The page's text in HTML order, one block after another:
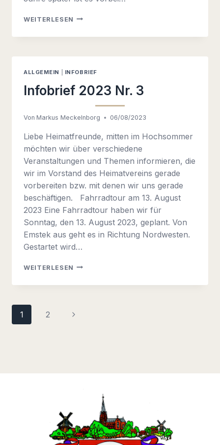
WEITERLESEN INFOBRIEF
01
ALLGEMEIN INFOBRIEF
Infobrief 2023 Nr. 3
Von Markus Meckelnborg 06/08/2023
Liebe Heimatfreunde, mitten im Hochsommer
möchten wir über verschiedene
Veranstaltungen und Themen informieren, die
wir im Vorstand des Heimatvereins gerade
vorbereiten bzw. mit denen wir uns gerade
beschäftigen. Fahrradtour am 13. August
2023 Eine Fahrradtour haben wir für
Sonntag, den 13. August 2023, geplant. Von
Emstek aus geht es in Richtung Nordwesten.
Gestartet wird…
WEITERLESEN INFOBRIEF
NR.
Seitennavigation
1 2
Nächste